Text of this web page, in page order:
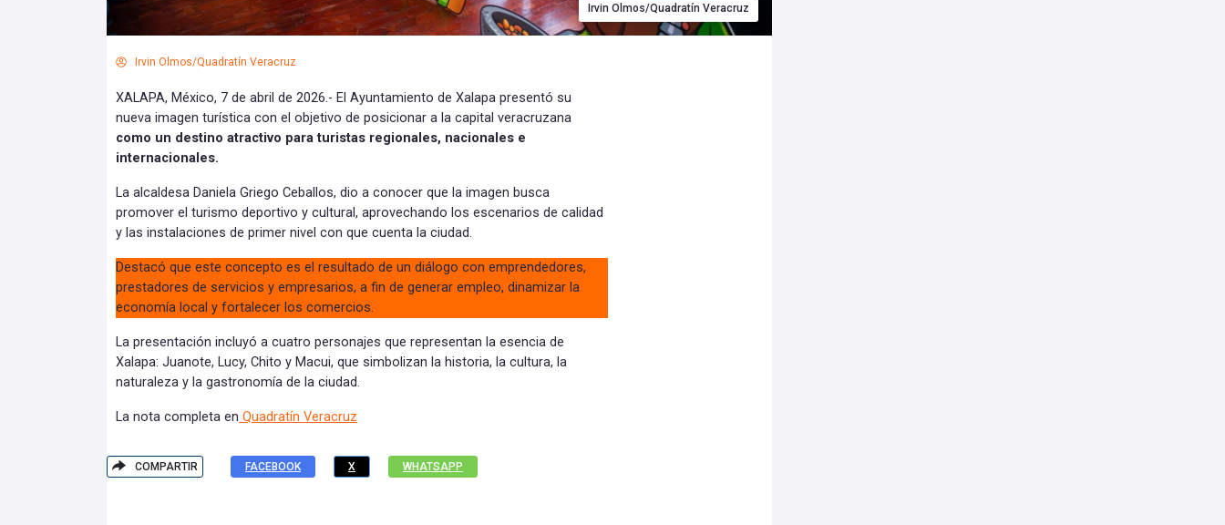
Irvin Olmos/Quadratín Veracruz
Irvin Olmos/Quadratín Veracruz
XALAPA, México, 7 de abril de 2026.- El Ayuntamiento de Xalapa presentó su
nueva imagen turística con el objetivo de posicionar a la capital veracruzana
como un destino atractivo para turistas regionales, nacionales e
internacionales.
La alcaldesa Daniela Griego Ceballos, dio a conocer que la imagen busca
promover el turismo deportivo y cultural, aprovechando los escenarios de calidad
y las instalaciones de primer nivel con que cuenta la ciudad.
Destacó que este concepto es el resultado de un diálogo con emprendedores,
prestadores de servicios y empresarios, a fin de generar empleo, dinamizar la
economía local y fortalecer los comercios.
La presentación incluyó a cuatro personajes que representan la esencia de
Xalapa: Juanote, Lucy, Chito y Macui, que simbolizan la historia, la cultura, la
naturaleza y la gastronomía de la ciudad.
La nota completa en Quadratín Veracruz
COMPARTIR FACEBOOK X WHATSAPP